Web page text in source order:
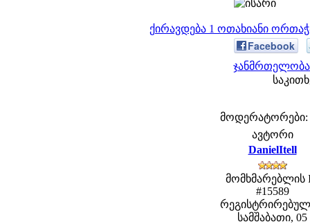
ქირავდება 1 ოთახიანი
Facebook
ჯანმრთელობა
მოდერატორები:
ავტორი
DanielItell
მომხმარებლის
#15589
სამშაბათი, 05